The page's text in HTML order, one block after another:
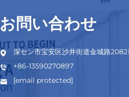
お問い合わせ
深セン市宝安区沙井街道金城路
+86-13590270897
[email protected]